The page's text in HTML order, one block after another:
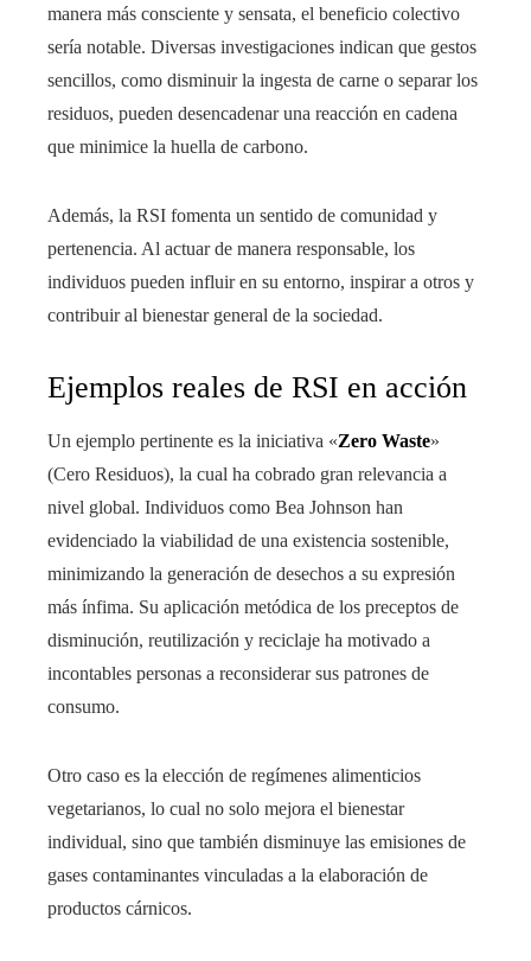
manera más consciente y sensata, el beneficio colectivo
sería notable. Diversas investigaciones indican que gestos
sencillos, como disminuir la ingesta de carne o separar los
residuos, pueden desencadenar una reacción en cadena
que minimice la huella de carbono.
Además, la RSI fomenta un sentido de comunidad y
pertenencia. Al actuar de manera responsable, los
individuos pueden influir en su entorno, inspirar a otros y
contribuir al bienestar general de la sociedad.
Ejemplos reales de RSI en acción
Un ejemplo pertinente es la iniciativa «Zero Waste»
(Cero Residuos), la cual ha cobrado gran relevancia a
nivel global. Individuos como Bea Johnson han
evidenciado la viabilidad de una existencia sostenible,
minimizando la generación de desechos a su expresión
más ínfima. Su aplicación metódica de los preceptos de
disminución, reutilización y reciclaje ha motivado a
incontables personas a reconsiderar sus patrones de
consumo.
Otro caso es la elección de regímenes alimenticios
vegetarianos, lo cual no solo mejora el bienestar
individual, sino que también disminuye las emisiones de
gases contaminantes vinculadas a la elaboración de
productos cárnicos.